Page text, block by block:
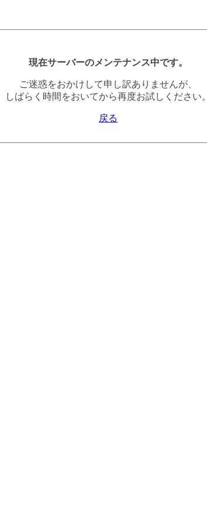
現在サーバーのメンテナンス中です。
ご迷惑をおかけして申し訳ありませんが、
しばらく時間をおいてから再度お試しください。
戻る